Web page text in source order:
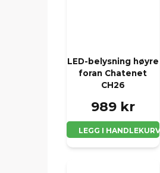
LED-belysning høyre
foran Chatenet
CH26
989 kr
LEGG I HANDLEKURV